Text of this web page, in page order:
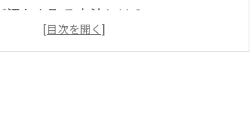
汚れを取る方法とは？
る建物のサビ対策とは？